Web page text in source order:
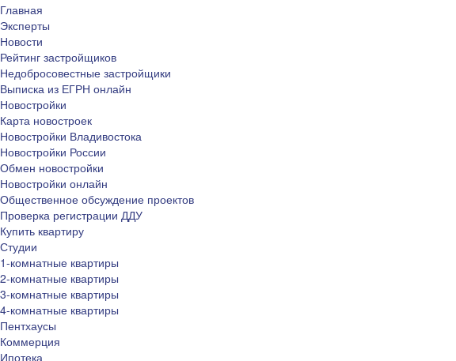
Главная
Эксперты
Новости
Рейтинг застройщиков
Недобросовестные застройщики
Выписка из ЕГРН онлайн
Новостройки
Карта новостроек
Новостройки Владивостока
Новостройки России
Обмен новостройки
Новостройки онлайн
Общественное обсуждение проектов
Проверка регистрации ДДУ
Купить квартиру
Студии
1-комнатные квартиры
2-комнатные квартиры
3-комнатные квартиры
4-комнатные квартиры
Пентхаусы
Коммерция
Ипотека